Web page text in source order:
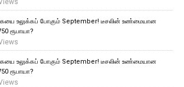
உலுக்கப் போகும் September! டீசலின் உண்மையான
ரூபாயா?
உலுக்கப் போகும் September! டீசலின் உண்மையான
ரூபாயா?